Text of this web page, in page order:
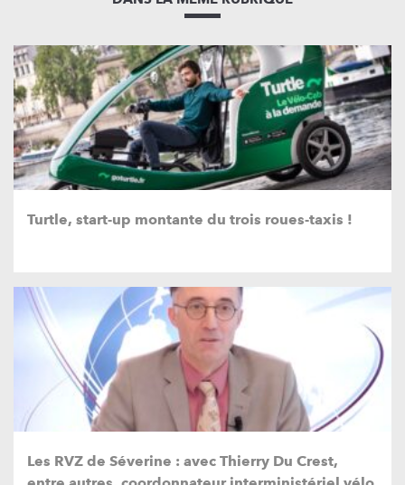
Turtle, start-up montante du trois roues-taxis !
Les RVZ de Séverine : avec Thierry Du Crest,